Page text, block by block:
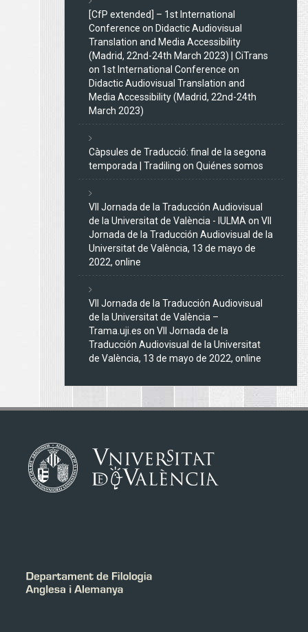
[CfP extended] – 1st International
Conference on Didactic Audiovisual
Translation and Media Accessibility
(Madrid, 22nd-24th March 2023) | CiTrans
on 1st International Conference on
Didactic Audiovisual Translation and
Media Accessibility (Madrid, 22nd-24th
March 2023)
Càpsules de Traducció: final de la segona
temporada | Tradiling on Quiénes somos
VII Jornada de la Traducción Audiovisual
de la Universitat de València - IULMA on VII
Jornada de la Traducción Audiovisual de la
Universitat de València, 13 de mayo de
2022, online
VII Jornada de la Traducción Audiovisual
de la Universitat de València –
Trama.uji.es on VII Jornada de la
Traducción Audiovisual de la Universitat
de València, 13 de mayo de 2022, online